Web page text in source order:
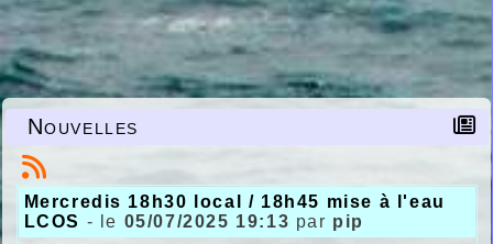
Nouvelles
Mercredis 18h30 local / 18h45 mise à l'eau
LCOS - le 05/07/2025 19:13 par pip